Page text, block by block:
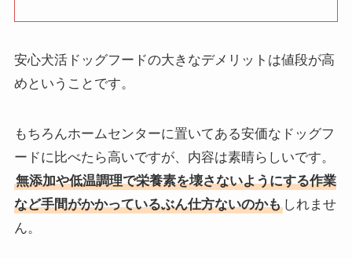
安心犬活ドッグフードの大きなデメリットは値段が高
めということです。
もちろんホームセンターに置いてある安価なドッグフ
ードに比べたら高いですが、内容は素晴らしいです。
無添加や低温調理で栄養素を壊さないようにする作業
など手間がかかっているぶん仕方ないのかもしれませ
ん。